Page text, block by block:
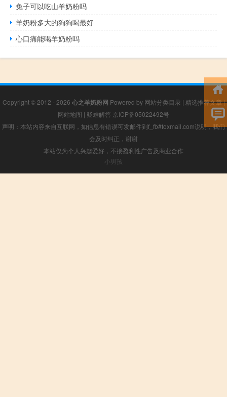
兔子可以吃山羊奶粉吗
羊奶粉多大的狗狗喝最好
心口痛能喝羊奶粉吗
Copyright © 2012 - 2026 心之羊奶粉网 Powered by 网站分类目录 | 精选推荐文章|
网站地图 | 疑难解答 京ICP备05022492号
声明：本站内容来自互联网，如信息有错误可发邮件到f_fb#foxmail.com说明，我们
会及时纠正，谢谢
本站仅为个人兴趣爱好，不接盈利性广告及商业合作
小男孩